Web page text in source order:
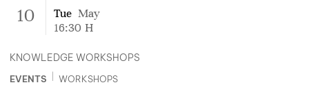
10 Tue May
16:30 H
EVENTS WORKSHOPS
KNOWLEDGE WORKSHOPS